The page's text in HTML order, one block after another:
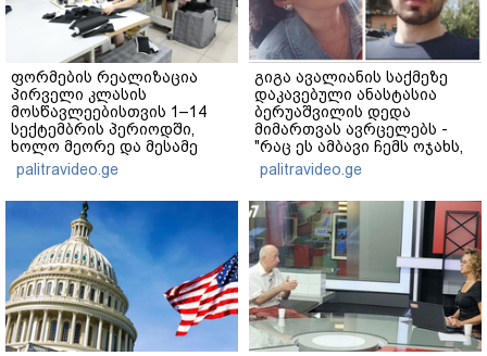
ფორმების რეალიზაცია
პირველი კლასის
მოსწავლეებისთვის 1–14
სექტემბრის პერიოდში,
ხოლო მეორე და მესამე
ეტაპებზე...
palitravideo.ge
გიგა ავალიანის საქმეზე
დაკავებული ანასტასია
ბერუაშვილის დედა
მიმართვას ავრცელებს -
"რაც ეს ამბავი ჩემს ოჯახს,
ჩემს ანასტასიას გადახდა
თავს, მის მერე მე მე არ
ვარ"
palitravideo.ge